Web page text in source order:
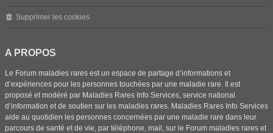
Supprimer les cookies
A PROPOS
Le Forum maladies rares est un espace de partage d’informations et
d’expériences pour les personnes touchées par une maladie rare. Il est
proposé et modéré par Maladies Rares Info Services, service national
d’information et de soutien sur les maladies rares. Maladies Rares Info Services
aide au quotidien les personnes concernées par une maladie rare dans leur
parcours de santé et de vie, par téléphone, mail, sur le Forum maladies rares et